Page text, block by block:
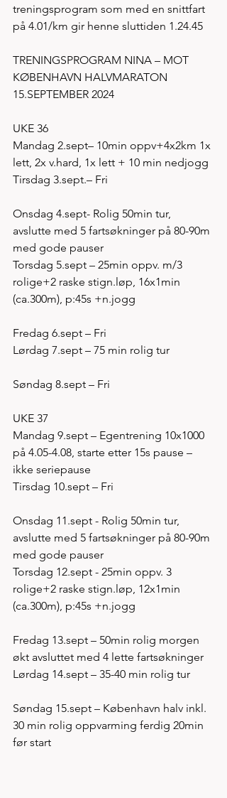
treningsprogram som med en snittfart
på 4.01/km gir henne sluttiden 1.24.45
TRENINGSPROGRAM NINA – MOT
KØBENHAVN HALVMARATON
15.SEPTEMBER 2024
UKE 36
Mandag 2.sept– 10min oppv+4x2km 1x
lett, 2x v.hard, 1x lett + 10 min nedjogg
Tirsdag 3.sept.– Fri
Onsdag 4.sept- Rolig 50min tur,
avslutte med 5 fartsøkninger på 80-90m
med gode pauser
Torsdag 5.sept – 25min oppv. m/3
rolige+2 raske stign.løp, 16x1min
(ca.300m), p:45s +n.jogg
Fredag 6.sept – Fri
Lørdag 7.sept – 75 min rolig tur
Søndag 8.sept – Fri
UKE 37
Mandag 9.sept – Egentrening 10x1000
på 4.05-4.08, starte etter 15s pause –
ikke seriepause
Tirsdag 10.sept – Fri
Onsdag 11.sept - Rolig 50min tur,
avslutte med 5 fartsøkninger på 80-90m
med gode pauser
Torsdag 12.sept - 25min oppv. 3
rolige+2 raske stign.løp, 12x1min
(ca.300m), p:45s +n.jogg
Fredag 13.sept – 50min rolig morgen
økt avsluttet med 4 lette fartsøkninger
Lørdag 14.sept – 35-40 min rolig tur
Søndag 15.sept – København halv inkl.
30 min rolig oppvarming ferdig 20min
før start